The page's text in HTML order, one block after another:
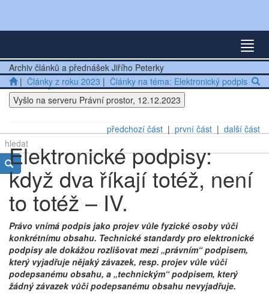
Nejnovější články
Další články
Přednášky
Ostatní
Archiv článků a přednášek Jiřího Peterky
| Články z roku 2023 | Články na téma: Elektronický podpis
Vyšlo na serveru Právní prostor, 12.12.2023
předchozí část | první část | další část
Elektronické podpisy:
když dva říkají totéž, není
to totéž – IV.
Právo vnímá podpis jako projev vůle fyzické osoby vůči
konkrétnímu obsahu. Technické standardy pro elektronické
podpisy ale dokážou rozlišovat mezi „právním“ podpisem,
který vyjadřuje nějaký závazek, resp. projev vůle vůči
podepsanému obsahu, a „technickým“ podpisem, který
žádný závazek vůči podepsanému obsahu nevyjadřuje.